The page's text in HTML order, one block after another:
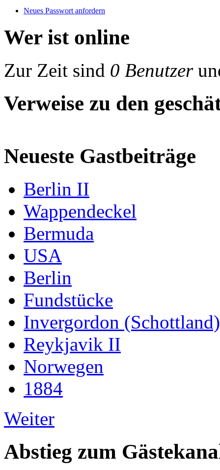
Neues Passwort anfordern
Wer ist online
Zur Zeit sind 0 Benutzer
Verweise zu den
Neueste Gastbeiträge
Berlin II
Wappendeckel
Bermuda
USA
Berlin
Fundstücke
Invergordon (Schottland)
Reykjavik II
Norwegen
1884
Weiter
Abstieg zum